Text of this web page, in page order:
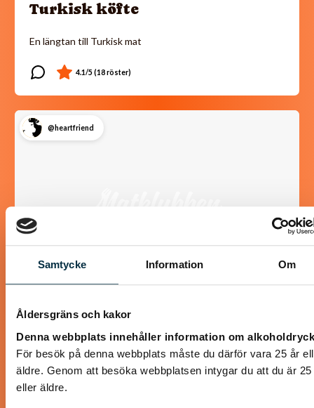
Samtycke Information Om
Åldersgräns och kakor
Denna webbplats innehåller information om
För besök på denna webbplats måste du därför vara 25 år
äldre. Genom att besöka webbplatsen intygar du att du är 25
eller äldre.
Turkisk köfte
En längtan till Turkisk mat
@heartfriend
Gott lite grovt bröd utan jäst
Detta brödet gjorde jag i dag i stället för att köpa, på detta
sättet är det både nyttigare och utan konstgjorda
tillsatser. Tyckte själv…